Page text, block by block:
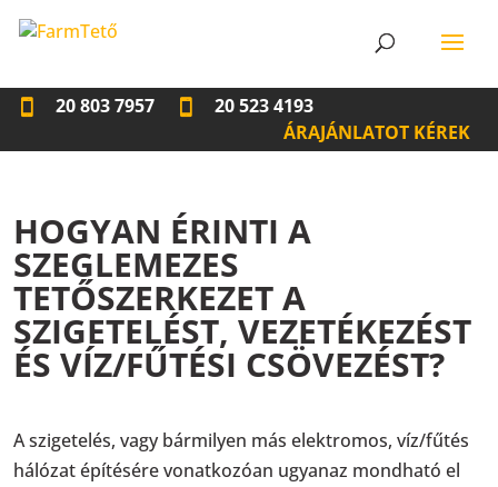
20 803 7957
20 523 4193
ÁRAJÁNLATOT KÉREK
HOGYAN ÉRINTI A
SZEGLEMEZES
TETŐSZERKEZET A
SZIGETELÉST, VEZETÉKEZÉST
ÉS VÍZ/FŰTÉSI CSÖVEZÉST?
A szigetelés, vagy bármilyen más elektromos, víz/fűtés
hálózat építésére vonatkozóan ugyanaz mondható el